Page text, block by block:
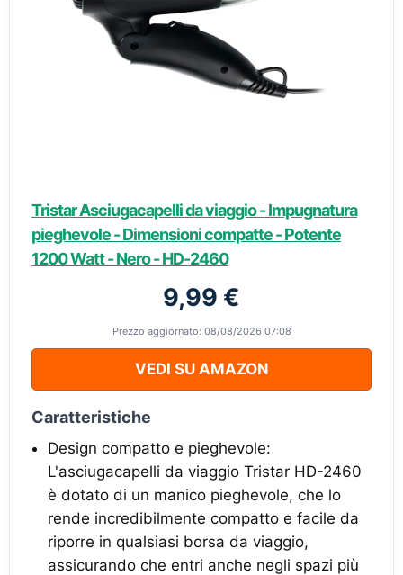
Tristar Asciugacapelli da viaggio - Impugnatura
pieghevole - Dimensioni compatte - Potente
1200 Watt - Nero - HD-2460
9,99 €
Prezzo aggiornato: 08/08/2026 07:08
VEDI SU AMAZON
Caratteristiche
Design compatto e pieghevole:
L'asciugacapelli da viaggio Tristar HD-2460
è dotato di un manico pieghevole, che lo
rende incredibilmente compatto e facile da
riporre in qualsiasi borsa da viaggio,
assicurando che entri anche negli spazi più